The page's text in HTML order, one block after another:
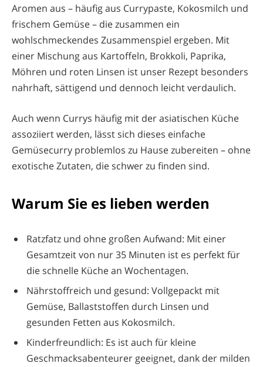
Aromen aus – häufig aus Currypaste, Kokosmilch und
frischem Gemüse – die zusammen ein
wohlschmeckendes Zusammenspiel ergeben. Mit
einer Mischung aus Kartoffeln, Brokkoli, Paprika,
Möhren und roten Linsen ist unser Rezept besonders
nahrhaft, sättigend und dennoch leicht verdaulich.
Auch wenn Currys häufig mit der asiatischen Küche
assoziiert werden, lässt sich dieses einfache
Gemüsecurry problemlos zu Hause zubereiten – ohne
exotische Zutaten, die schwer zu finden sind.
Warum Sie es lieben werden
Ratzfatz und ohne großen Aufwand: Mit einer
Gesamtzeit von nur 35 Minuten ist es perfekt für
die schnelle Küche an Wochentagen.
Nährstoffreich und gesund: Vollgepackt mit
Gemüse, Ballaststoffen durch Linsen und
gesunden Fetten aus Kokosmilch.
Kinderfreundlich: Es ist auch für kleine
Geschmacksabenteurer geeignet, dank der milden